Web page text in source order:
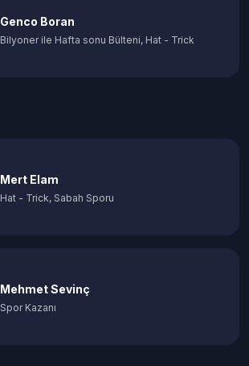
Genco Boran
Bilyoner ile Hafta sonu Bülteni, Hat - Trick
Mert Elam
Hat - Trick, Sabah Sporu
Mehmet Sevinç
Spor Kazanı